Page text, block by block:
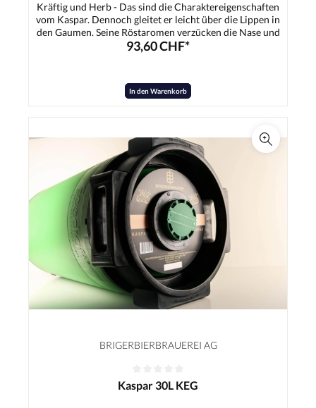
Kräftig und Herb - Das sind die Charaktereigenschaften
vom Kaspar. Dennoch gleitet er leicht über die Lippen in
den Gaumen. Seine Röstaromen verzücken die Nase und
den Gaumen. Der Kaspar passt hervorragend zu deftigem
93,60 CHF*
In den Warenkorb
BRIGERBIERBRAUEREI AG
Kaspar 30L KEG